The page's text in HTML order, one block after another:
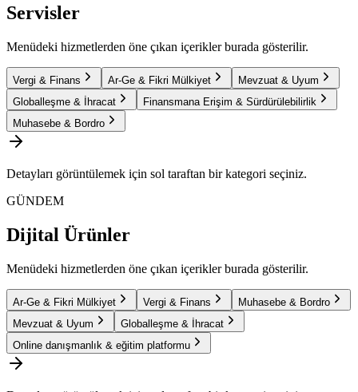
Servisler
Menüdeki hizmetlerden öne çıkan içerikler burada gösterilir.
Vergi & Finans Ar-Ge & Fikri Mülkiyet
Mevzuat & Uyum
Globalleşme & İhracat
Finansmana Erişim & Sürdürülebilirlik
Muhasebe & Bordro
Detayları görüntülemek için sol taraftan bir kategori seçiniz.
GÜNDEM
Dijital Ürünler
Menüdeki hizmetlerden öne çıkan içerikler burada gösterilir.
Ar-Ge & Fikri Mülkiyet Vergi & Finans
Muhasebe & Bordro
Mevzuat & Uyum
Globalleşme & İhracat
Online danışmanlık & eğitim platformu